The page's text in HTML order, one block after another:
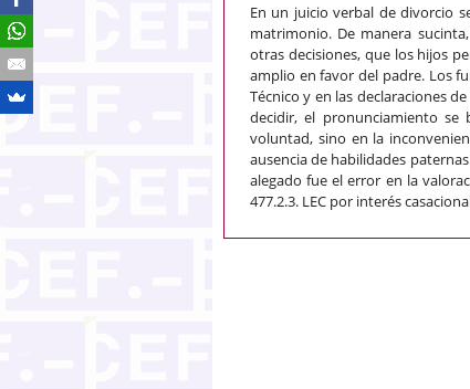
En un juicio verbal de divorcio
matrimonio. De manera
otras decisiones, que los hijos
amplio en favor del padre. Los
Técnico y en las declaraciones
decidir, el pronunciamiento
voluntad, sino en la
ausencia de habilidades
alegado fue el error en la
477.2.3. LEC por interés